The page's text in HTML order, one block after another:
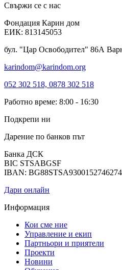
Свържи се с нас
Фондация Карин дом
ЕИК: 813145053
бул. "Цар Освободител" 86А
karindom@karindom.org
052 302 518, 0878 302 518
Работно време: 8:00 - 16:30
Подкрепи ни
Дарение по банков път
Банка ДСК
BIC STSABGSF
IBAN:
Дари онлайн
Информация
Кои сме ние
Управление и екип
Партньори и приятели
Проекти
Новини